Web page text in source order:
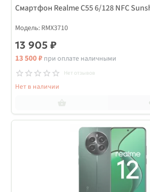
Смартфон Realme С55 6/128 NFC
Модель: RMX3710
13 905 ₽
13 500 ₽ при оплате наличными
Нет отзывов
Нет в наличии